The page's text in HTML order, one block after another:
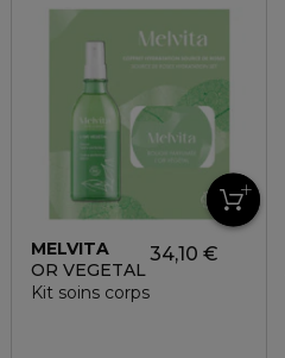
MELVITA
OR VEGETAL
Kit soins corps
34,10 €